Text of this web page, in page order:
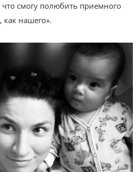
смогу полюбить приемного
как нашего».